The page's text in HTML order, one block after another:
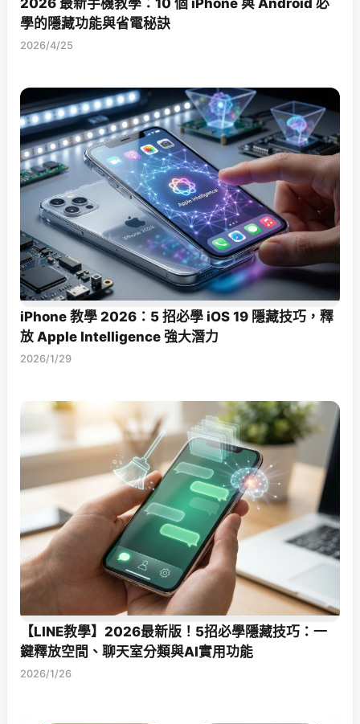
學的隱藏功能與省電秘訣
2026/4/25
iPhone 教學 2026：5 招必學 iOS 19 隱藏技巧，釋
放 Apple Intelligence 強大潛力
2026/1/29
【LINE教學】2026最新版！5招必學隱藏技巧：一
鍵釋放空間、聊天室分類與AI實用功能
2026/1/26